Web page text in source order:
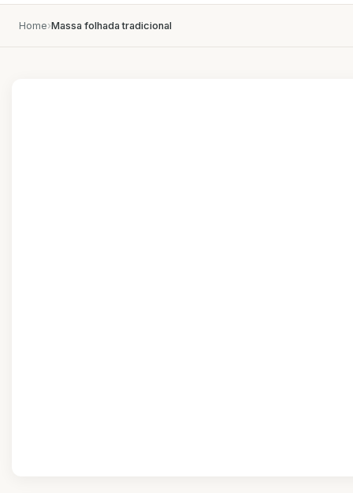
Home›Massa folhada tradicional